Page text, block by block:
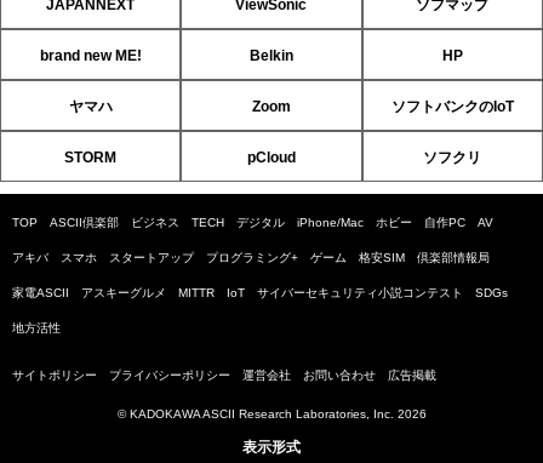
JAPANNEXT ViewSonic ソフマップ
brand new ME! Belkin HP
ヤマハ Zoom ソフトバンクのIoT
STORM pCloud ソフクリ
TOP ASCII倶楽部 ビジネス TECH デジタル iPhone/Mac ホビー 自作PC AV
アキバ スマホ スタートアップ プログラミング+ ゲーム 格安SIM 倶楽部情報局
家電ASCII アスキーグルメ MITTR IoT サイバーセキュリティ小説コンテスト SDGs
地方活性
サイトポリシー プライバシーポリシー 運営会社 お問い合わせ 広告掲載
© KADOKAWA ASCII Research Laboratories, Inc. 2026
表示形式